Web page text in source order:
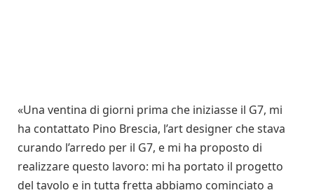
«Una ventina di giorni prima che iniziasse il G7, mi
ha contattato Pino Brescia, l’art designer che stava
curando l’arredo per il G7, e mi ha proposto di
realizzare questo lavoro: mi ha portato il progetto
del tavolo e in tutta fretta abbiamo cominciato a